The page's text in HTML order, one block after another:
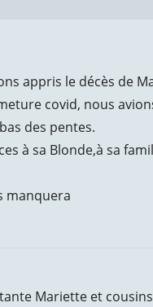
appris le décès de
covid, nous
des pentes.
à sa Blonde,à sa
manquera
Mariette et